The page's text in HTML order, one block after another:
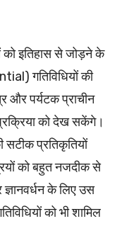
इतिहास से जोड़ने के
गतिविधियों की
और पर्यटक प्राचीन
को देख सकेंगे।
सटीक प्रतिकृतियों
को बहुत नजदीक से
के लिए उस
को भी शामिल